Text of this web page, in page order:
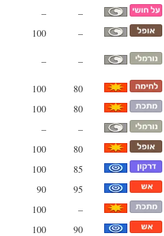
–
–
–
100
–
–
80
100
80
100
–
–
80
100
85
100
95
90
–
100
90
100